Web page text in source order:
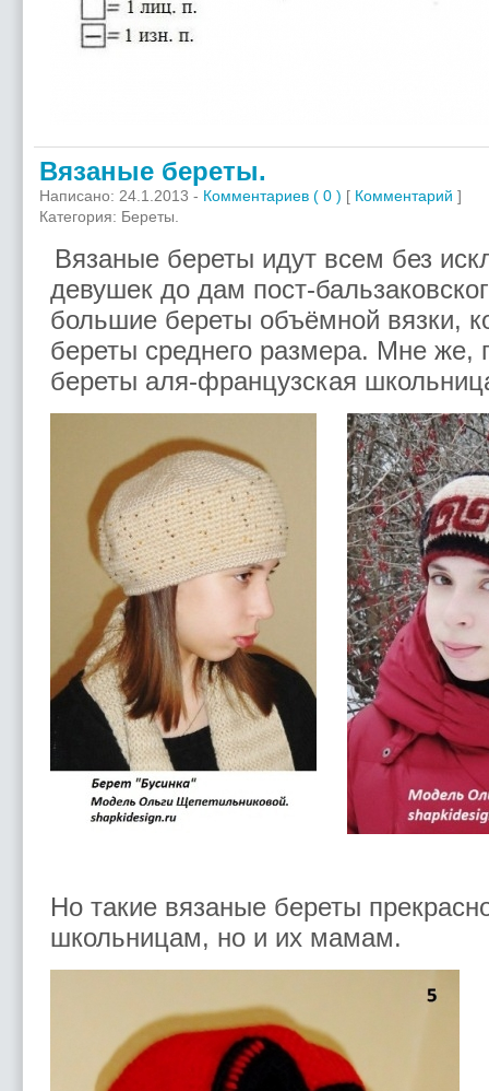
Вязаные береты.
Написано: 24.1.2013 - Комментариев ( 0 ) [ Комментарий ]
Категория: Береты.
Вязаные береты идут всем без
девушек до дам пост-
большие береты объёмной вязки,
береты среднего размера. Мне
береты аля-французская
Но такие вязаные береты
школьницам, но и их мамам.